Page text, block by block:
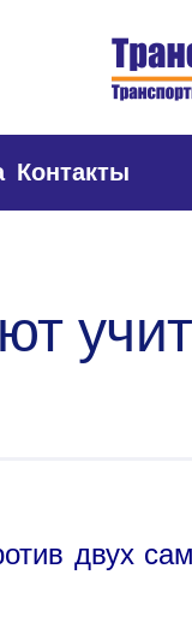
Контакты
двух